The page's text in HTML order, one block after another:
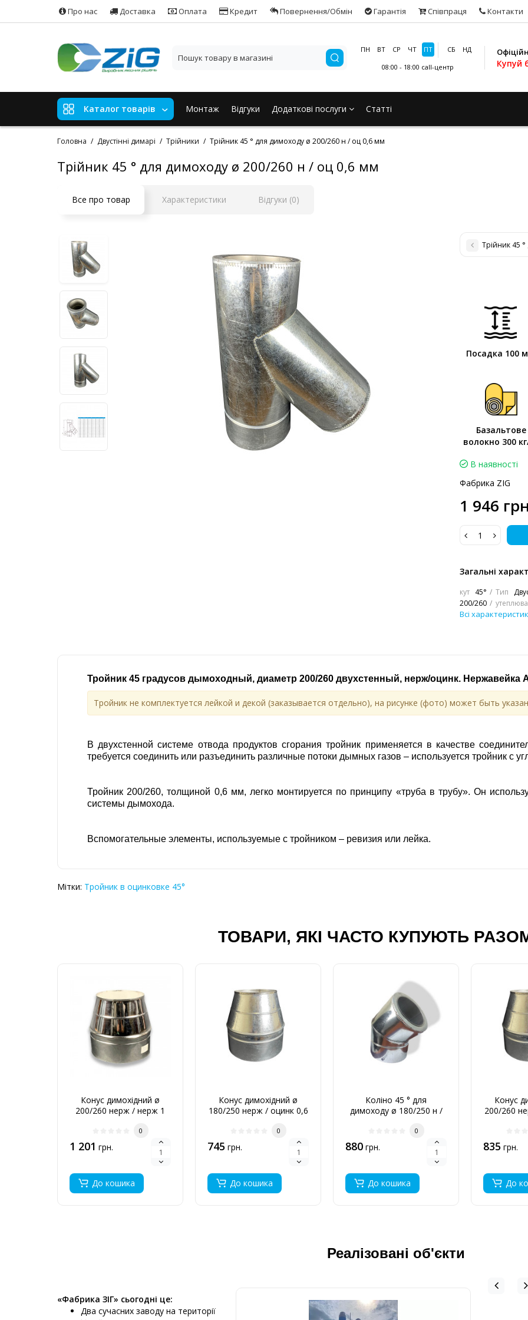
Про нас Доставка Оплата Кредит Повернення/Обмін Гарантія Співпраця Контакти
ПН ВТ СР ЧТ ПТ СБ
НД
08:00 - 18:00 call-центр Купуй
Каталог товарів Монтаж Відгуки Додаткові послуги Статті
Головна Двустінні димарі Трійники Трійник 45 ° для димоходу ø 200/260 н / оц 0,6 мм
Трійник 45 ° для димоходу ø 200/260 н / оц 0,6 мм
Все про товар Характеристики Відгуки (0)
Трійник 45
Посадка 100
Базальтове
волокно 300
В наявності
Фабрика ZIG
1 946
Загальні
кут 45° Тип
200/260
Всі
Тройник 45 градусов дымоходный, диаметр 200/260 двухстенный, нерж/оцинк. Нержавейка
Тройник не комплектуется лейкой и декой (заказывается отдельно), на рисунке (фото) может быть
В двухстенной системе отвода продуктов сгорания тройник применяется в качестве
требуется соединить или разъединить различные потоки дымных газов – используется тройник с
Тройник 200/260, толщиной 0,6 мм, легко монтируется по принципу «труба в трубу». Он
системы дымохода.
Вспомогательные элементы, используемые с тройником – ревизия или лейка.
Мітки: Тройник в оцинковке 45°
ТОВАРИ, ЯКІ ЧАСТО КУПУЮТЬ
Конус димохідний ø
200/260 нерж / нерж 1
0
1 201 грн.
До кошика
Конус димохідний ø
180/250 нерж / оцинк 0,6
0
745 грн.
До кошика
Коліно 45 ° для
димоходу ø 180/250 н /
0
880 грн.
До кошика
Конус
200/260
835 грн.
До
Реалізовані об'єкти
«Фабрика ЗІГ» сьогодні це:
Два сучасних заводу на території